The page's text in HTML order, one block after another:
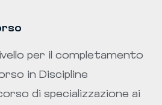
per il completamento
in Discipline
di specializzazione ai